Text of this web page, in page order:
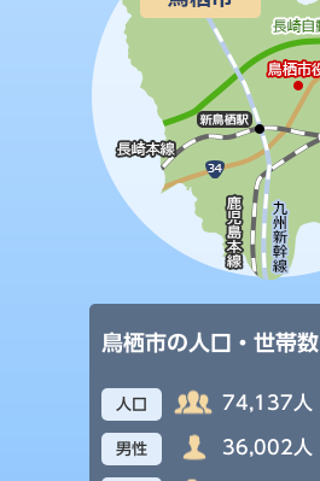
鳥栖市の人口・世帯数
人口 74,137人
男性 36,002人